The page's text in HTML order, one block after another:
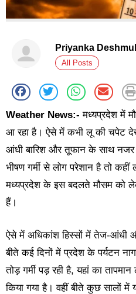
Priyanka
All Posts
Weather News:- मध्यप्रदेश में
आ रहा है। ऐसे में कभी लू की चपेट
आंधी बारिश और तूफान के साथ
भीषण गर्मी से लोग परेशान है तो
मध्यप्रदेश के इस बदलते मौसम को
हैं।
ऐसे में अधिकांश हिस्सों में तेज-आंधी
बीते कई दिनों में प्रदेश के पर्यटन
तोड़ गर्मी पड़ रही है, यहां का
किया गया है। वहीं बीते कुछ सालों में